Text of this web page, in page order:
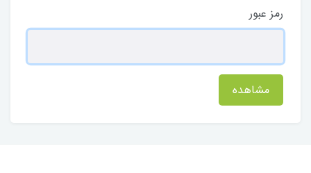
رمز عبور
مشاهده